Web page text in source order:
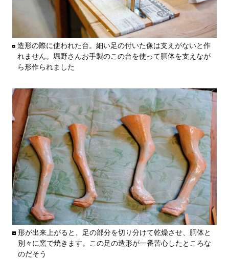
造形の際に使われた台。細い足の付いた像は支えがないと作
れません。堀野さんお手製のこの台を使って胴体を支えなが
ら形作られました
形が出来上がると、足の部分を切り分けて乾燥させ、胴体と
別々に窯で焼きます。この足の造形が一番苦心したところな
のだそう